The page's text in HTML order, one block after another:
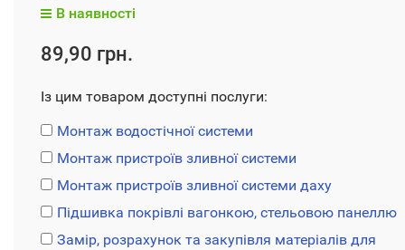
В наявності
89,90 грн.
Із цим товаром доступні послуги:
Монтаж водостічної системи
Монтаж пристроїв зливної системи
Монтаж пристроїв зливної системи даху
Підшивка покрівлі вагонкою, стельовою панеллю
Замір, розрахунок та закупівля матеріалів для